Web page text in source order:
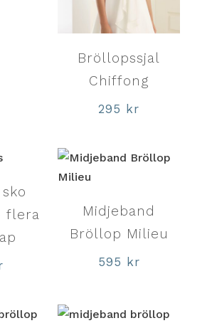
Bröllopssjal
Chiffong
295 kr
flera
Midjeband
Bröllop Milieu
595 kr